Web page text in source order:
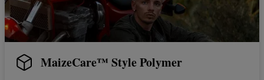
MaizeCare™ Style Polymer